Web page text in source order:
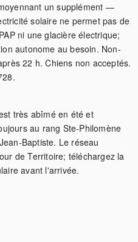
un supplément —
solaire ne permet pas de
ni une glacière électrique;
autonome au besoin. Non-
22 h. Chiens non acceptés.
très abîmé en été et
au rang Ste-Philomène
Baptiste. Le réseau
de Territoire; téléchargez la
avant l'arrivée.